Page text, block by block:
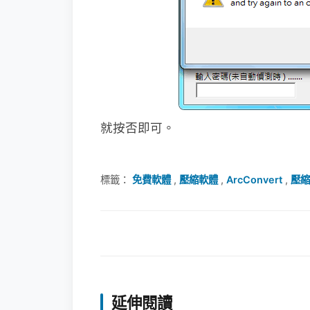
就按否即可。
標籤： 免費軟體, 壓縮軟體, ArcConvert , 壓
延伸閱讀